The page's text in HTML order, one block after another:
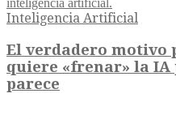
Inteligencia Artificial
El verdadero motivo
quiere «frenar» la IA
parece